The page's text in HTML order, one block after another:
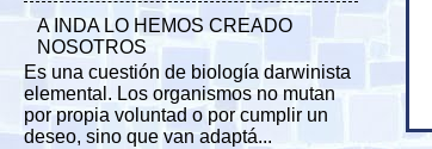
A INDA LO HEMOS CREADO
NOSOTROS
Es una cuestión de biología darwinista
elemental. Los organismos no mutan
por propia voluntad o por cumplir un
deseo, sino que van adaptá...